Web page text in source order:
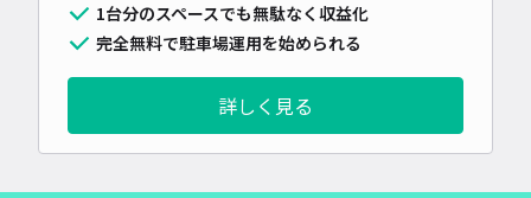
1台分のスペースでも無駄なく収益化
完全無料で駐車場運用を始められる
詳しく見る